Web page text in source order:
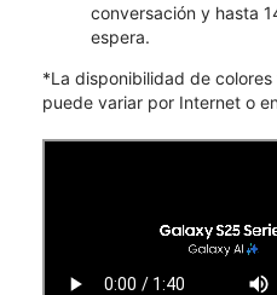
conversación y hasta
espera.
*La disponibilidad de
puede variar por Internet o